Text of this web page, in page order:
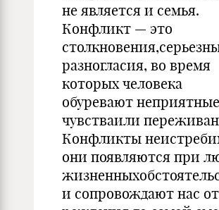
не является и семья.
Конфликт — это
разногласия, во время
которых человека
обуревают неприятные
чувстваили
Конфликты
они появляются при
и сопровождают нас от